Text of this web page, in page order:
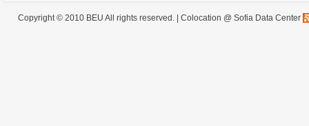
Copyright © 2010 BEU All rights reserved. | Colocation @ Sofia Data Center